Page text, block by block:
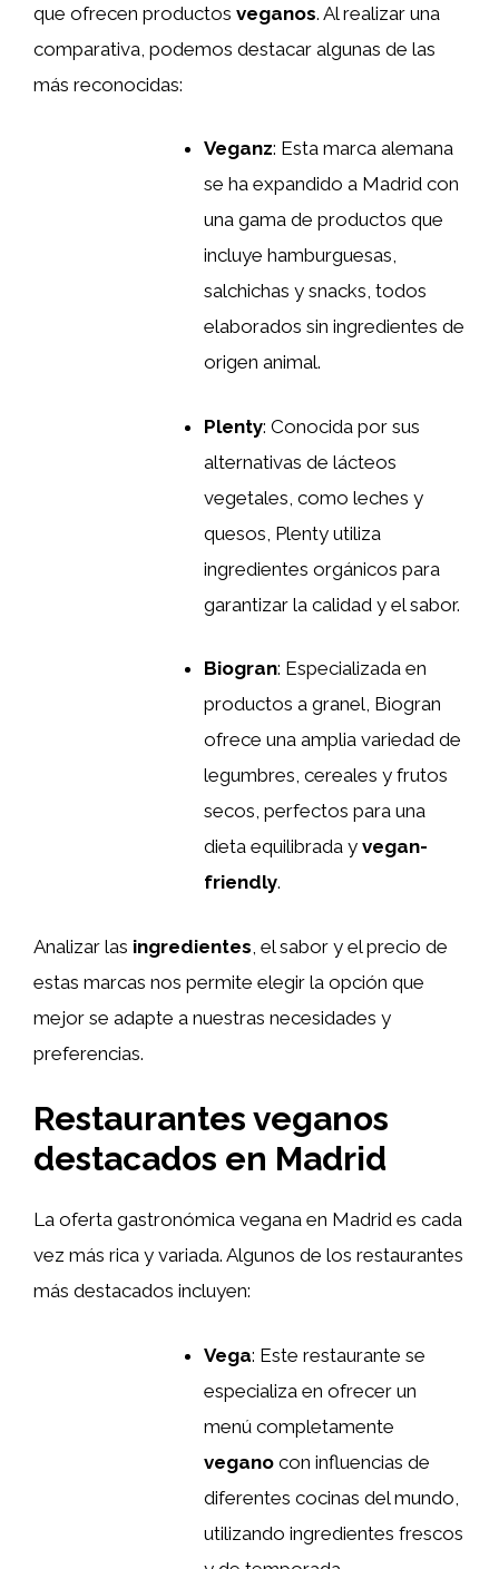
que ofrecen productos veganos. Al realizar una
comparativa, podemos destacar algunas de las
más reconocidas:
Veganz: Esta marca alemana
se ha expandido a Madrid con
una gama de productos que
incluye hamburguesas,
salchichas y snacks, todos
elaborados sin ingredientes de
origen animal.
Plenty: Conocida por sus
alternativas de lácteos
vegetales, como leches y
quesos, Plenty utiliza
ingredientes orgánicos para
garantizar la calidad y el sabor.
Biogran: Especializada en
productos a granel, Biogran
ofrece una amplia variedad de
legumbres, cereales y frutos
secos, perfectos para una
dieta equilibrada y vegan-
friendly.
Analizar las ingredientes , el sabor y el precio de
estas marcas nos permite elegir la opción que
mejor se adapte a nuestras necesidades y
preferencias.
Restaurantes veganos
destacados en Madrid
La oferta gastronómica vegana en Madrid es cada
vez más rica y variada. Algunos de los restaurantes
más destacados incluyen:
Vega: Este restaurante se
especializa en ofrecer un
menú completamente
vegano con influencias de
diferentes cocinas del mundo,
utilizando ingredientes frescos